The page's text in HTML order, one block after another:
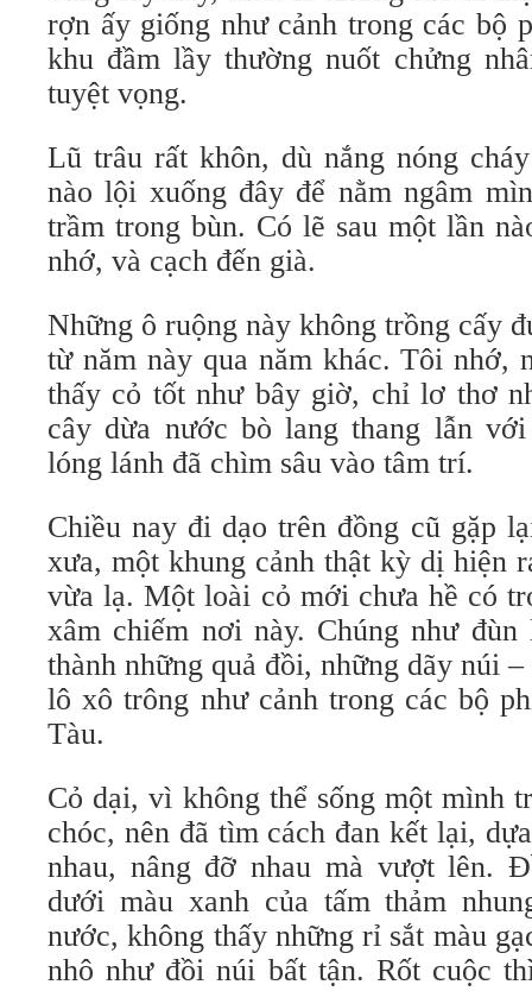
rợn ấy giống như cảnh trong các bộ
khu đầm lầy thường nuốt chửng
tuyệt vọng.
Lũ trâu rất khôn, dù nắng nóng
nào lội xuống đây để nằm ngâm
trầm trong bùn. Có lẽ sau một lần
nhớ, và cạch đến già.
Những ô ruộng này không trồng cấy
từ năm này qua năm khác. Tôi nhớ,
thấy cỏ tốt như bây giờ, chỉ lơ thơ
cây dừa nước bò lang thang lẫn
lóng lánh đã chìm sâu vào tâm trí.
Chiều nay đi dạo trên đồng cũ gặp
xưa, một khung cảnh thật kỳ dị hiện
vừa lạ. Một loài cỏ mới chưa hề có
xâm chiếm nơi này. Chúng như
thành những quả đồi, những dãy núi
lô xô trông như cảnh trong các bộ
Tàu.
Cỏ dại, vì không thể sống một mình
chóc, nên đã tìm cách đan kết lại,
nhau, nâng đỡ nhau mà vượt lên.
dưới màu xanh của tấm thảm
nước, không thấy những rỉ sắt màu
nhô như đồi núi bất tận. Rốt cuộc